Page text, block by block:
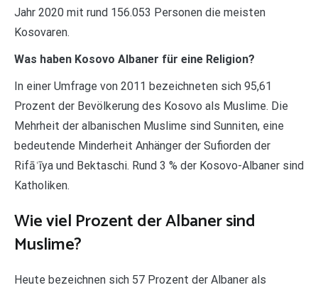
Jahr 2020 mit rund 156.053 Personen die meisten
Kosovaren.
Was haben Kosovo Albaner für eine Religion?
In einer Umfrage von 2011 bezeichneten sich 95,61
Prozent der Bevölkerung des Kosovo als Muslime. Die
Mehrheit der albanischen Muslime sind Sunniten, eine
bedeutende Minderheit Anhänger der Sufiorden der
Rifāʿīya und Bektaschi. Rund 3 % der Kosovo-Albaner sind
Katholiken.
Wie viel Prozent der Albaner sind
Muslime?
Heute bezeichnen sich 57 Prozent der Albaner als